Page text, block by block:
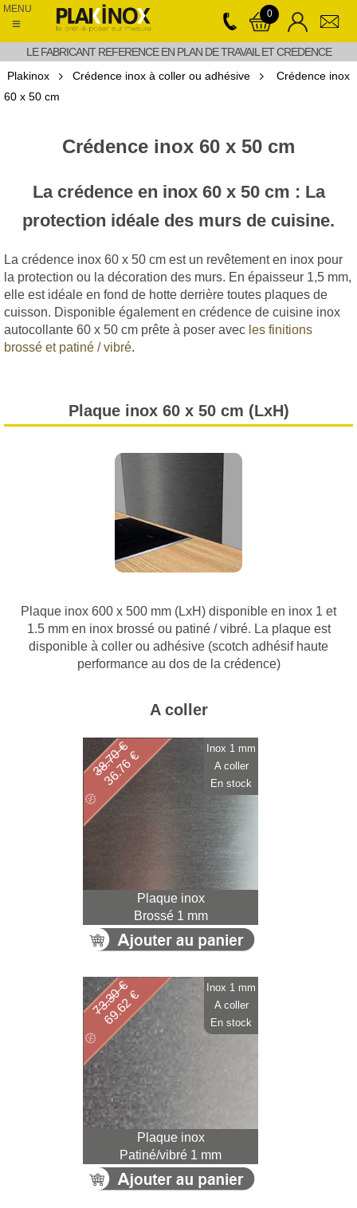
MENU 0
≡
LE FABRICANT REFERENCE EN PLAN DE TRAVAIL ET CREDENCE
Plakinox
Crédence inox à coller ou adhésive
Crédence inox
60 x 50 cm
Crédence inox 60 x 50 cm
La crédence en inox 60 x 50 cm : La
protection idéale des murs de cuisine.
La crédence inox 60 x 50 cm est un revêtement en inox pour
la protection ou la décoration des murs. En épaisseur 1,5 mm,
elle est idéale en fond de hotte derrière toutes plaques de
cuisson. Disponible également en crédence de cuisine inox
autocollante 60 x 50 cm prête à poser avec les finitions
brossé et patiné / vibré.
Plaque inox 60 x 50 cm (LxH)
Plaque inox 600 x 500 mm (LxH) disponible en inox 1 et
1.5 mm en inox brossé ou patiné / vibré. La plaque est
disponible à coller ou adhésive (scotch adhésif haute
performance au dos de la crédence)
A coller
Plaque inox
Brossé 1 mm
36.76 €
38.70 €
Inox 1 mm
A coller
En stock
Plaque inox
Patiné/vibré 1 mm
69.62 €
73.30 €
Inox 1 mm
A coller
En stock